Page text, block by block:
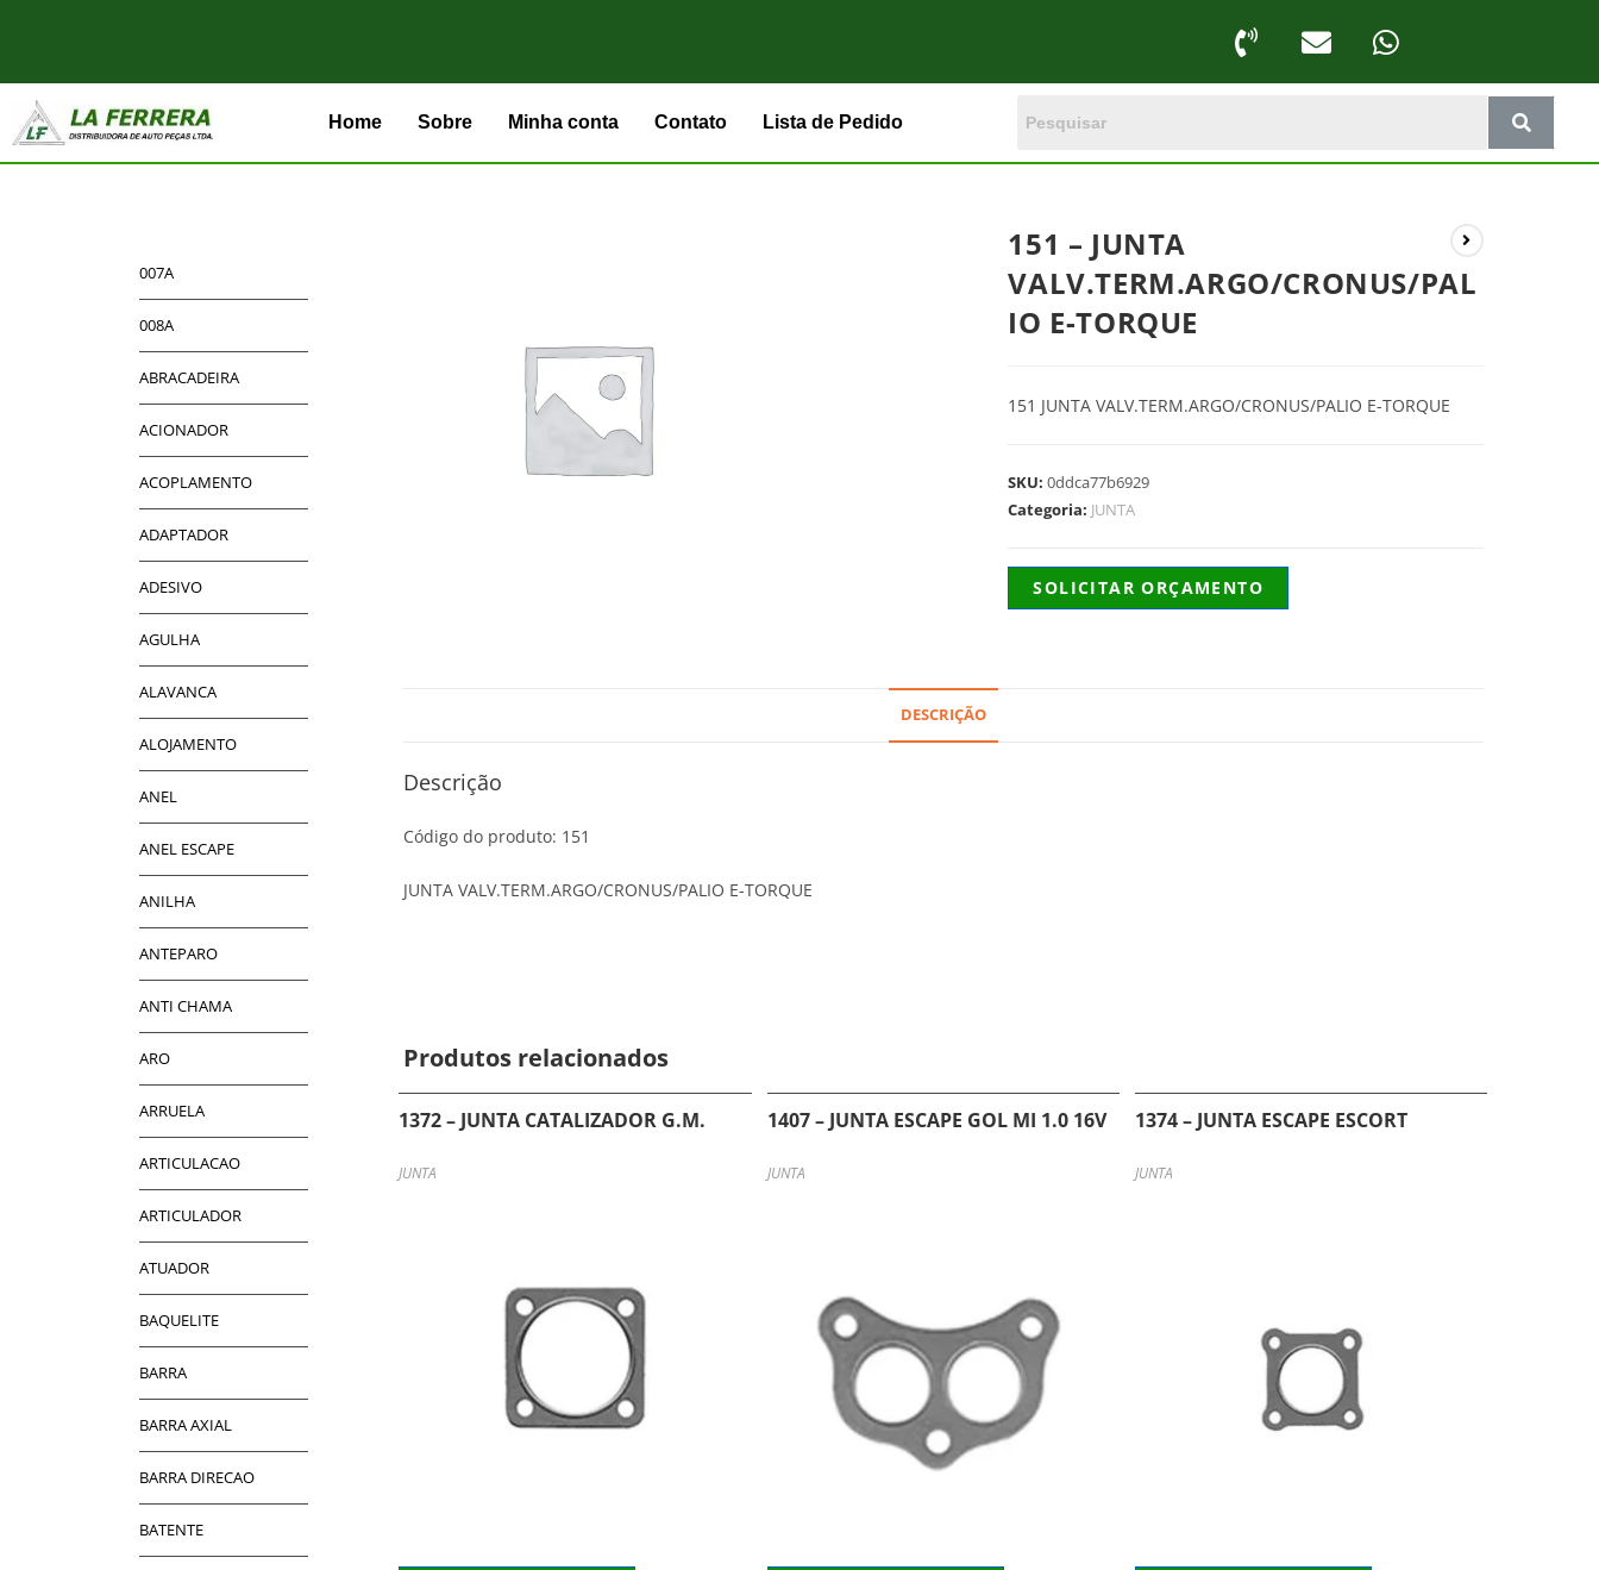
Home Sobre Minha conta Contato Lista de Pedido
151 – JUNTA
VALV.TERM.ARGO/CRONUS/PAL
IO E-TORQUE
151 JUNTA VALV.TERM.ARGO/CRONUS/PALIO E-TORQUE
SKU:0ddca77b6929
Categoria: JUNTA
SOLICITAR ORÇAMENTO
DESCRIÇÃO
Descrição
Código do produto: 151
JUNTA VALV.TERM.ARGO/CRONUS/PALIO E-TORQUE
Produtos relacionados
1372 – JUNTA CATALIZADOR G.M.
JUNTA
1407 – JUNTA ESCAPE GOL MI 1.0 16V
JUNTA
1374 – JUNTA ESCAPE ESCORT
JUNTA
007A
008A
ABRACADEIRA
ACIONADOR
ACOPLAMENTO
ADAPTADOR
ADESIVO
AGULHA
ALAVANCA
ALOJAMENTO
ANEL
ANEL ESCAPE
ANILHA
ANTEPARO
ANTI CHAMA
ARO
ARRUELA
ARTICULACAO
ARTICULADOR
ATUADOR
BAQUELITE
BARRA
BARRA AXIAL
BARRA DIRECAO
BATENTE